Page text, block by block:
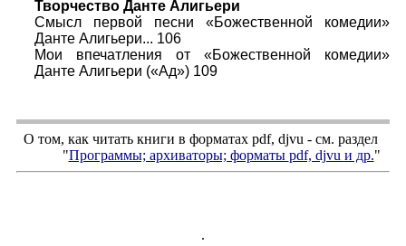
Творчество Данте Алигьери
Смысл первой песни «Божественной комедии»
Данте Алигьери... 106
Мои впечатления от «Божественной комедии»
Данте Алигьери («Ад») 109
О том, как читать книги в форматах pdf, djvu - см. раздел
"Программы; архиваторы; форматы pdf, djvu и др."
.